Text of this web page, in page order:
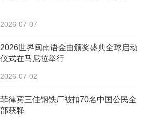
2026-07-07
2026世界闽南语金曲颁奖盛典全球启动
仪式在马尼拉举行
2026-07-02
菲律宾三佳钢铁厂被扣70名中国公民全
部获释